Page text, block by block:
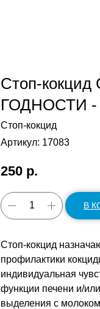
Стоп-
ГОДНОСТИ -
Стоп-кокцид
Артикул: 17083
250 р.
В
Стоп-кокцид
профилактики
индивидуальная
функции печени и/
выделения с